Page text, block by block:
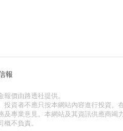
報
價由路透社提供。
資者不應只按本網站內容進行投資。
及專業意見。本網站及其資訊供應商竭
不負責。